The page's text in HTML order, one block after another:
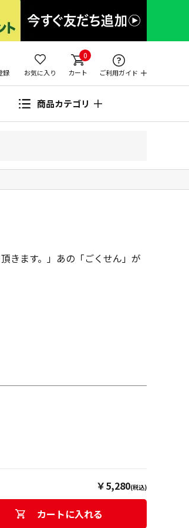
録 お気に入り
0
カート ご利用ガイド
商品カテゴリ
きます。」あの「ごくせん」が
￥5,280(税込)
カートに入れる